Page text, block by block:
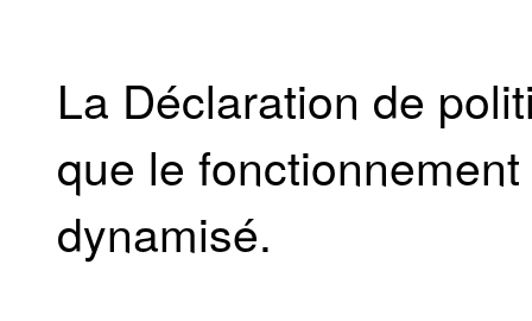
La Déclaration de
que le
dynamisé.